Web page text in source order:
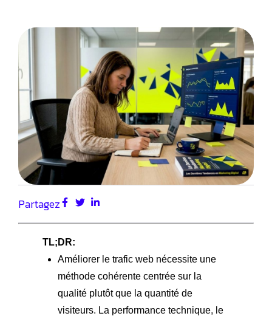
Partagez
TL;DR:
Améliorer le trafic web nécessite une
méthode cohérente centrée sur la
qualité plutôt que la quantité de
visiteurs. La performance technique, le